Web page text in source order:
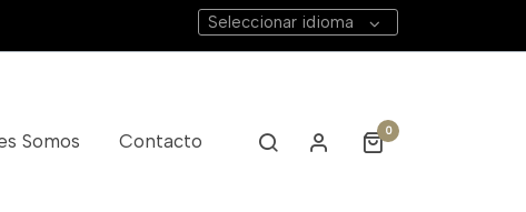
Seleccionar idioma
Somos Contacto 0